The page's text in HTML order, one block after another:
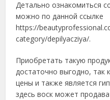
Детально ознакомиться
можно по данной ссылке
https://
category/depilyacziya/.
Приобретать такую
достаточно выгодно, так
цены и также является
здесь воск может